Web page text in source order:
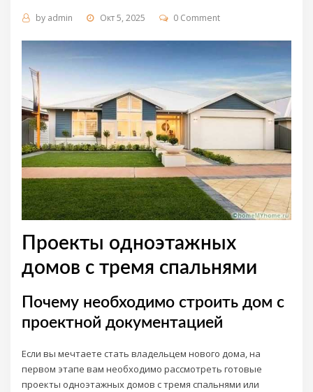
by admin Окт 5, 2025 0 Comment
Проекты одноэтажных
домов с тремя спальнями
Почему необходимо строить дом с
проектной документацией
Если вы мечтаете стать владельцем нового дома, на
первом этапе вам необходимо рассмотреть готовые
проекты одноэтажных домов с тремя спальнями или